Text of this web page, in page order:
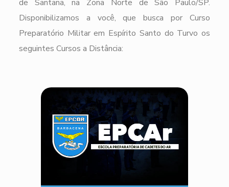
de Santana, na Zona Norte de São Paulo/SP.
Disponibilizamos a você, que busca por Curso
Preparatório Militar em Espírito Santo do Turvo os
seguintes Cursos a Distância: